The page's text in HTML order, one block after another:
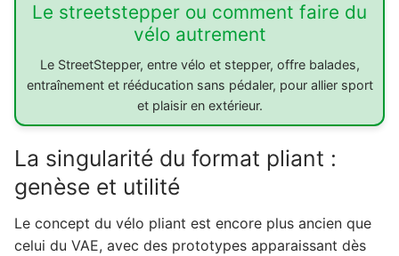
Le streetstepper ou comment faire du
vélo autrement
Le StreetStepper, entre vélo et stepper, offre balades,
entraînement et rééducation sans pédaler, pour allier sport
et plaisir en extérieur.
La singularité du format pliant :
genèse et utilité
Le concept du vélo pliant est encore plus ancien que
celui du VAE, avec des prototypes apparaissant dès